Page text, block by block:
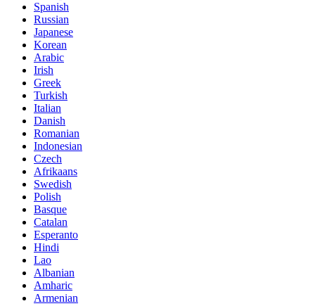
Spanish
Russian
Japanese
Korean
Arabic
Irish
Greek
Turkish
Italian
Danish
Romanian
Indonesian
Czech
Afrikaans
Swedish
Polish
Basque
Catalan
Esperanto
Hindi
Lao
Albanian
Amharic
Armenian